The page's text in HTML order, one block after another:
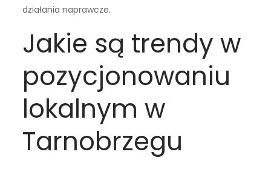
działania naprawcze.
Jakie są trendy w
pozycjonowaniu
lokalnym w
Tarnobrzegu